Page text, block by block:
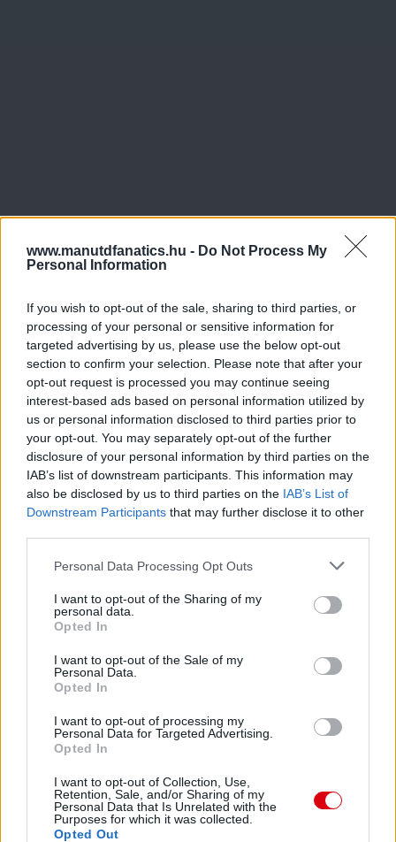
www.manutdfanatics.hu - Do Not Process My
Personal Information
If you wish to opt-out of the sale, sharing to third parties, or
processing of your personal or sensitive information for
targeted advertising by us, please use the below opt-out
section to confirm your selection. Please note that after your
opt-out request is processed you may continue seeing
interest-based ads based on personal information utilized by
us or personal information disclosed to third parties prior to
your opt-out. You may separately opt-out of the further
disclosure of your personal information by third parties on the
IAB’s list of downstream participants. This information may
also be disclosed by us to third parties on the IAB’s List of
Downstream Participants that may further disclose it to other
Please note that this website/app uses one or more Google
not limited to your visit or usage behaviour. You may click to
grant or deny consent to Google and its third-party tags to
use your data for below specified purposes in below Google
consent section.
Personal Data Processing Opt Outs
I want to opt-out of the Sharing of my
personal data.
Opted In
I want to opt-out of the Sale of my
Personal Data.
Opted In
I want to opt-out of processing my
Personal Data for Targeted Advertising.
Opted In
I want to opt-out of Collection, Use,
Retention, Sale, and/or Sharing of my
Personal Data that Is Unrelated with the
Purposes for which it was collected.
Opted Out